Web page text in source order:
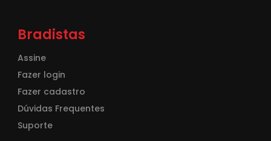
Bradistas
Assine
Fazer login
Fazer cadastro
Dúvidas Frequentes
Suporte